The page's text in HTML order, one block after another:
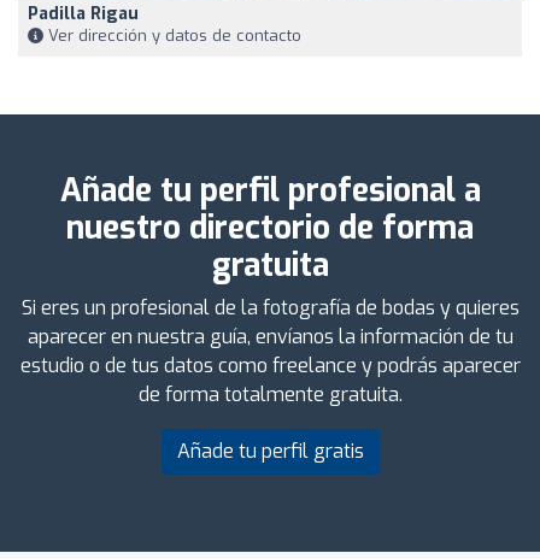
Padilla Rigau
Ver dirección y datos de contacto
Añade tu perfil profesional a
nuestro directorio de forma
gratuita
Si eres un profesional de la fotografía de bodas y quieres
aparecer en nuestra guía, envíanos la información de tu
estudio o de tus datos como freelance y podrás aparecer
de forma totalmente gratuita.
Añade tu perfil gratis